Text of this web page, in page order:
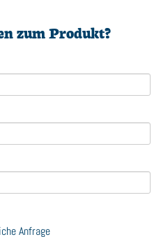
zum Produkt?
Anfrage